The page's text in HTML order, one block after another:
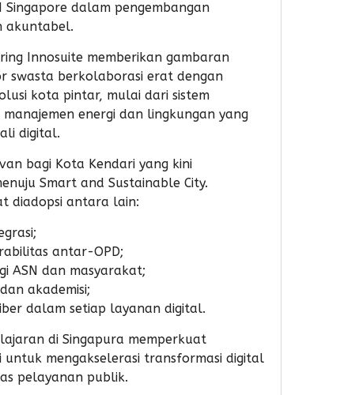
dalam pengembangan
akuntabel.
Innosuite memberikan gambaran
swasta berkolaborasi erat dengan
kota pintar, mulai dari sistem
energi dan lingkungan yang
digital.
bagi Kota Kendari yang kini
Smart and Sustainable City.
diadopsi antara lain:
antar-OPD;
ASN dan masyarakat;
akademisi;
dalam setiap layanan digital.
di Singapura memperkuat
untuk mengakselerasi transformasi digital
pelayanan publik.